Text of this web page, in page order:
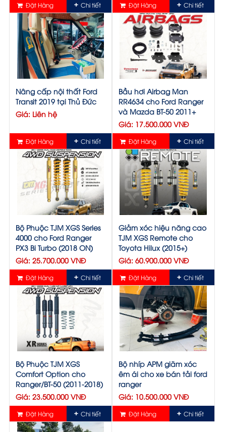
Đặt Hàng Chi tiết Đặt Hàng Chi tiết
Nâng cấp nội thất Ford
Transit 2019 tại Thủ Đức
Giá: Liên hệ
Đặt Hàng Chi tiết
Bầu hơi Airbag Man
RR4634 cho Ford Ranger
và Mazda BT-50 2011+
Giá: 17.500.000 VNĐ
Đặt Hàng Chi tiết
Bộ Phuộc TJM XGS Series
4000 cho Ford Ranger
PX3 Bi Turbo (2018 ON)
Giá: 25.700.000 VNĐ
Đặt Hàng Chi tiết
Giảm xóc hiệu năng cao
TJM XGS Remote cho
Toyota Hilux (2015+)
Giá: 60.900.000 VNĐ
Đặt Hàng Chi tiết
Bộ Phuộc TJM XGS
Comfort Option cho
Ranger/BT-50 (2011-2018)
Giá: 23.500.000 VNĐ
Đặt Hàng Chi tiết
Bộ nhíp APM giãm xóc
êm ái cho xe bán tải ford
ranger
Giá: 10.500.000 VNĐ
Đặt Hàng Chi tiết